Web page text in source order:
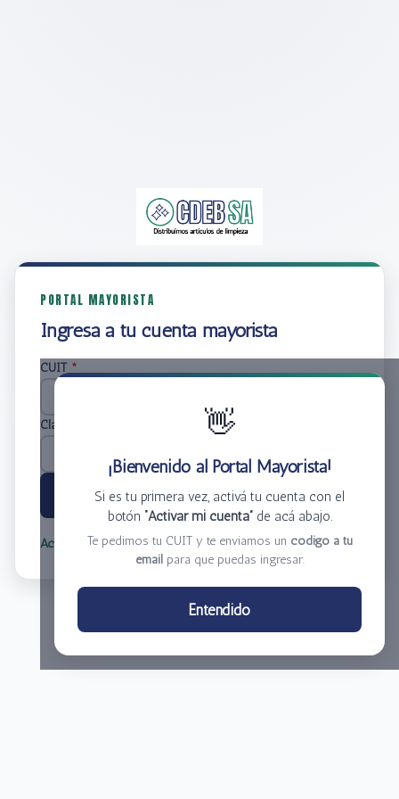
PORTAL MAYORISTA
Ingresá a tu cuenta mayorista
👋
¡Bienvenido al Portal Mayorista!
Si es tu primera vez, activá tu cuenta con el
botón “Activar mi cuenta”de acá abajo.
Te pedimos tu CUIT y te enviamos un código a tu
email para que puedas ingresar.
Entendido
CUIT *
Clave
Ingresar
Activar mi cuenta Olvidé mi clave
Centro de Distribución El Bacha S.A.